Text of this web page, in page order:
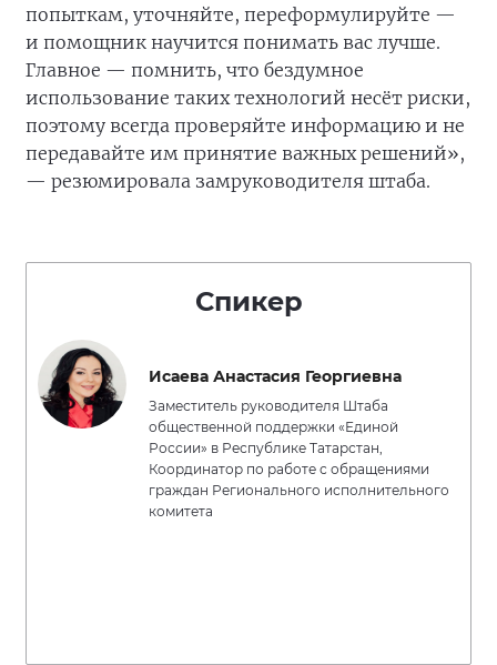
попыткам, уточняйте, переформулируйте —
и помощник научится понимать вас лучше.
Главное — помнить, что бездумное
использование таких технологий несёт риски,
поэтому всегда проверяйте информацию и не
передавайте им принятие важных решений»,
— резюмировала замруководителя штаба.
Спикер
Исаева Анастасия Георгиевна
Заместитель руководителя Штаба
общественной поддержки «Единой
России» в Республике Татарстан,
Координатор по работе с обращениями
граждан Регионального исполнительного
комитета